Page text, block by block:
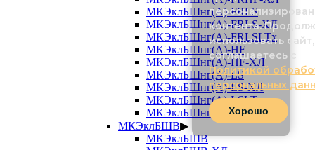
МКЭклБШнг(А)-FRLS
МКЭклБШнг(А)-FRLS-ХЛ
МКЭклБШнг(А)-FRLSLTx
МКЭклБШнг(А)-HF
МКЭклБШнг(А)-HF-ХЛ
МКЭклБШнг(А)-LS
МКЭклБШнг(А)-LS-ХЛ
МКЭклБШнг(А)-LSLTx
МКЭклБШнг(А)-ХЛ
МКЭклБШВ▶
МКЭклБШВ
контента.
использовать
соглашаетесь с
Политикой
персональных
Хорошо